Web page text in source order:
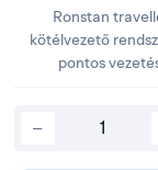
Ronstan
kötélvezető
pontos